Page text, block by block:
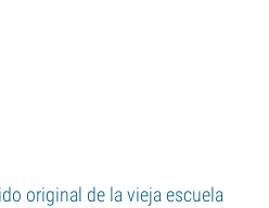
original de la vieja escuela